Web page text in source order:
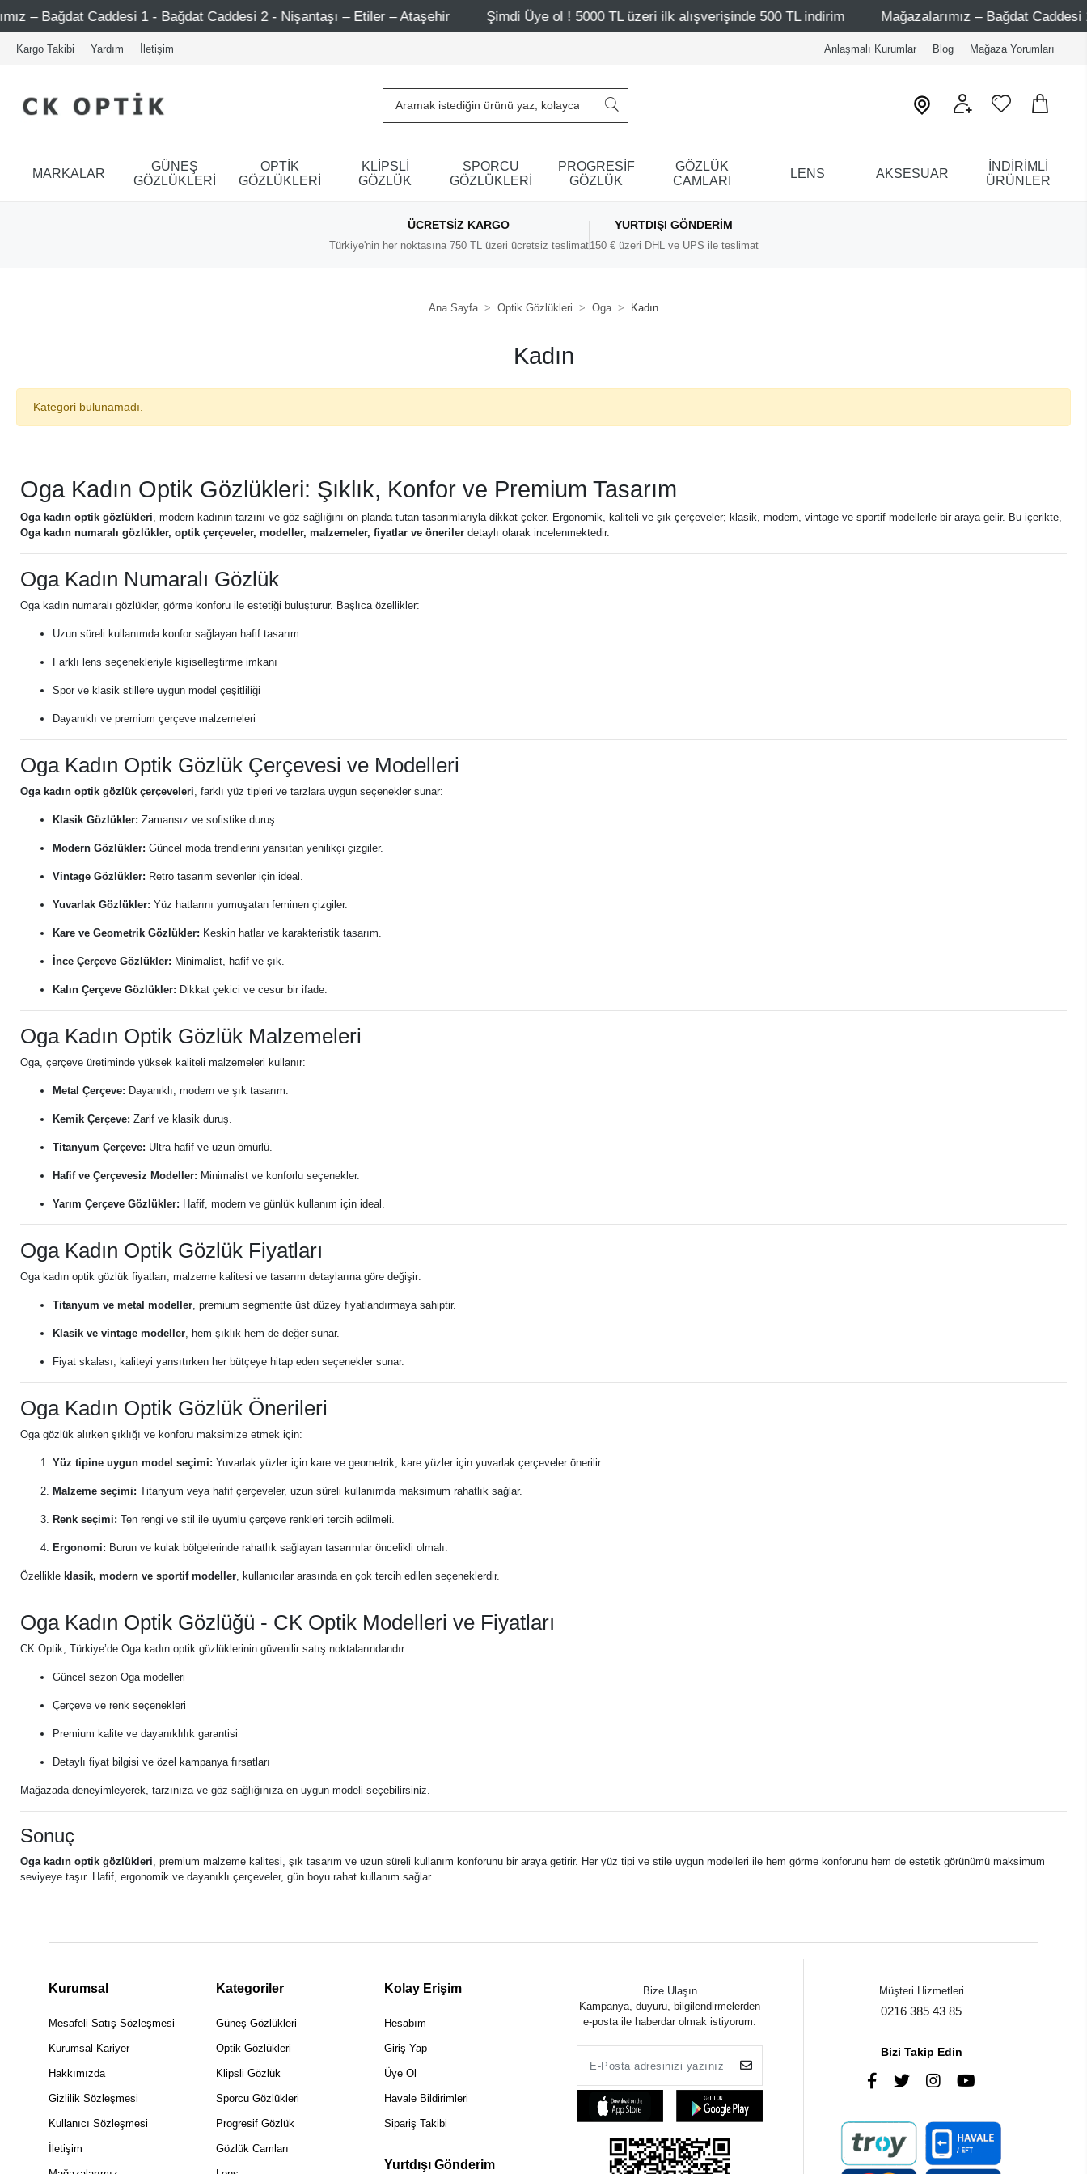
Caddesi 1 - Bağdat Caddesi 2 - Nişantaşı – Etiler – Ataşehir Şimdi Üye ol ! 5000 TL üzeri ilk alışverişinde 500 TL indirim Mağazalarımız – Bağdat Caddesi 1 -
Kargo Takibi Yardım İletişim Anlaşmalı Kurumlar Blog Mağaza Yorumları
MARKALAR
GÜNEŞ
GÖZLÜKLERİ
OPTİK
GÖZLÜKLERİ
KLİPSLİ
GÖZLÜK
SPORCU
GÖZLÜKLERİ
PROGRESİF
GÖZLÜK
GÖZLÜK
CAMLARI
LENS AKSESUAR
İNDİRİMLİ
ÜRÜNLER
ÜCRETSIZ KARGO
Türkiye'nin her noktasına 750 TL üzeri ücretsiz teslimat
YURTDIŞI GÖNDERIM
150 € üzeri DHL ve UPS ile teslimat
Ana Sayfa Optik Gözlükleri Oga Kadın
Kadın
Kategori bulunamadı.
Oga Kadın Optik Gözlükleri: Şıklık, Konfor ve Premium Tasarım
Oga kadın optik gözlükleri, modern kadının tarzını ve göz sağlığını ön planda tutan tasarımlarıyla dikkat çeker. Ergonomik, kaliteli ve şık çerçeveler; klasik, modern, vintage ve sportif modellerle bir araya gelir. Bu içerikte,
Oga kadın numaralı gözlükler, optik çerçeveler, modeller, malzemeler, fiyatlar ve öneriler detaylı olarak incelenmektedir.
Oga Kadın Numaralı Gözlük
Oga kadın numaralı gözlükler, görme konforu ile estetiği buluşturur. Başlıca özellikler:
Uzun süreli kullanımda konfor sağlayan hafif tasarım
Farklı lens seçenekleriyle kişiselleştirme imkanı
Spor ve klasik stillere uygun model çeşitliliği
Dayanıklı ve premium çerçeve malzemeleri
Oga Kadın Optik Gözlük Çerçevesi ve Modelleri
Oga kadın optik gözlük çerçeveleri, farklı yüz tipleri ve tarzlara uygun seçenekler sunar:
Klasik Gözlükler: Zamansız ve sofistike duruş.
Modern Gözlükler: Güncel moda trendlerini yansıtan yenilikçi çizgiler.
Vintage Gözlükler: Retro tasarım sevenler için ideal.
Yuvarlak Gözlükler: Yüz hatlarını yumuşatan feminen çizgiler.
Kare ve Geometrik Gözlükler: Keskin hatlar ve karakteristik tasarım.
İnce Çerçeve Gözlükler: Minimalist, hafif ve şık.
Kalın Çerçeve Gözlükler: Dikkat çekici ve cesur bir ifade.
Oga Kadın Optik Gözlük Malzemeleri
Oga, çerçeve üretiminde yüksek kaliteli malzemeleri kullanır:
Metal Çerçeve: Dayanıklı, modern ve şık tasarım.
Kemik Çerçeve: Zarif ve klasik duruş.
Titanyum Çerçeve: Ultra hafif ve uzun ömürlü.
Hafif ve Çerçevesiz Modeller: Minimalist ve konforlu seçenekler.
Yarım Çerçeve Gözlükler: Hafif, modern ve günlük kullanım için ideal.
Oga Kadın Optik Gözlük Fiyatları
Oga kadın optik gözlük fiyatları, malzeme kalitesi ve tasarım detaylarına göre değişir:
Titanyum ve metal modeller, premium segmentte üst düzey fiyatlandırmaya sahiptir.
Klasik ve vintage modeller, hem şıklık hem de değer sunar.
Fiyat skalası, kaliteyi yansıtırken her bütçeye hitap eden seçenekler sunar.
Oga Kadın Optik Gözlük Önerileri
Oga gözlük alırken şıklığı ve konforu maksimize etmek için:
Yüz tipine uygun model seçimi: Yuvarlak yüzler için kare ve geometrik, kare yüzler için yuvarlak çerçeveler önerilir.
Malzeme seçimi: Titanyum veya hafif çerçeveler, uzun süreli kullanımda maksimum rahatlık sağlar.
Renk seçimi: Ten rengi ve stil ile uyumlu çerçeve renkleri tercih edilmeli.
Ergonomi: Burun ve kulak bölgelerinde rahatlık sağlayan tasarımlar öncelikli olmalı.
Özellikle klasik, modern ve sportif modeller, kullanıcılar arasında en çok tercih edilen seçeneklerdir.
Oga Kadın Optik Gözlüğü - CK Optik Modelleri ve Fiyatları
CK Optik, Türkiye’de Oga kadın optik gözlüklerinin güvenilir satış noktalarındandır:
Güncel sezon Oga modelleri
Çerçeve ve renk seçenekleri
Premium kalite ve dayanıklılık garantisi
Detaylı fiyat bilgisi ve özel kampanya fırsatları
Mağazada deneyimleyerek, tarzınıza ve göz sağlığınıza en uygun modeli seçebilirsiniz.
Sonuç
Oga kadın optik gözlükleri, premium malzeme kalitesi, şık tasarım ve uzun süreli kullanım konforunu bir araya getirir. Her yüz tipi ve stile uygun modelleri ile hem görme konforunu hem de estetik görünümü maksimum
seviyeye taşır. Hafif, ergonomik ve dayanıklı çerçeveler, gün boyu rahat kullanım sağlar.
Kurumsal
Mesafeli Satış Sözleşmesi
Kurumsal Kariyer
Hakkımızda
Gizlilik Sözleşmesi
Kullanıcı Sözleşmesi
İletişim
Kategoriler
Güneş Gözlükleri
Optik Gözlükleri
Klipsli Gözlük
Sporcu Gözlükleri
Progresif Gözlük
Gözlük Camları
Kolay Erişim
Hesabım
Giriş Yap
Üye Ol
Havale Bildirimleri
Sipariş Takibi
Yurtdışı Gönderim
Bize Ulaşın
Kampanya, duyuru, bilgilendirmelerden
e-posta ile haberdar olmak istiyorum.
Müşteri Hizmetleri
0216 385 43 85
Bizi Takip Edin